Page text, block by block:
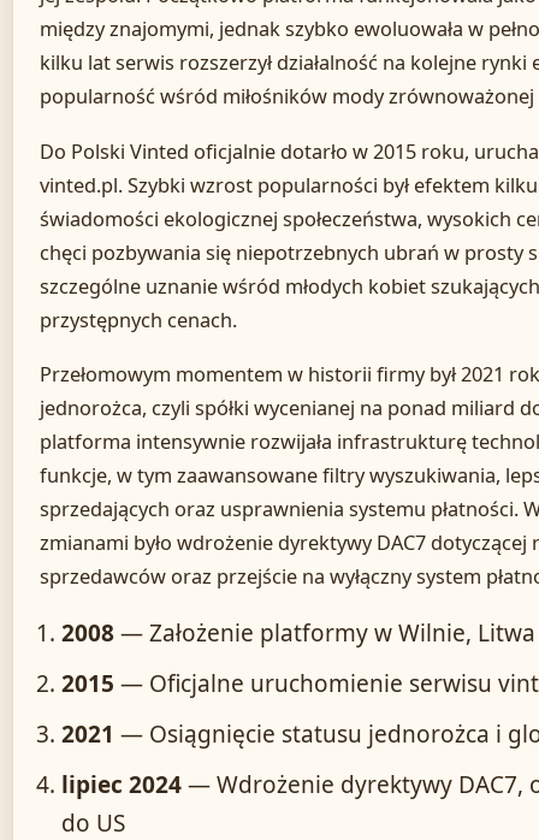
między znajomymi, jednak szybko ewoluowała w
kilku lat serwis rozszerzył działalność na kolejne
popularność wśród miłośników mody
Do Polski Vinted oficjalnie dotarło w 2015 roku,
vinted.pl. Szybki wzrost popularności był efektem
świadomości ekologicznej społeczeństwa, wysokich
chęci pozbywania się niepotrzebnych ubrań w prosty
szczególne uznanie wśród młodych kobiet
przystępnych cenach.
Przełomowym momentem w historii firmy był 2021
jednorożca, czyli spółki wycenianej na ponad miliard
platforma intensywnie rozwijała infrastrukturę
funkcje, w tym zaawansowane filtry wyszukiwania,
sprzedających oraz usprawnienia systemu płatności.
zmianami było wdrożenie dyrektywy DAC7
sprzedawców oraz przejście na wyłączny system
2008— Założenie platformy w Wilnie, Litwa
2015 — Oficjalne uruchomienie serwisu
2021 — Osiągnięcie statusu jednorożca i
lipiec 2024— Wdrożenie dyrektywy DAC7,
do US